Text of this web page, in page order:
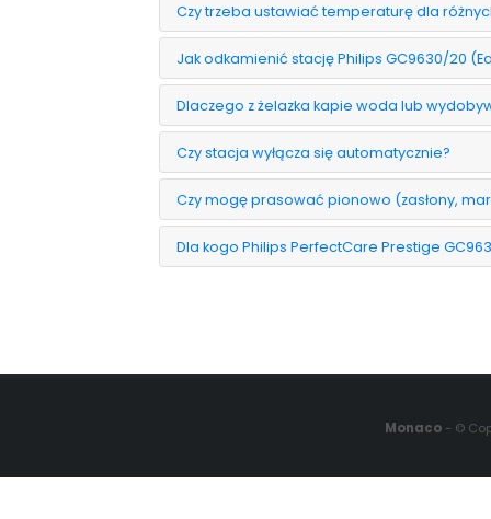
Czy trzeba ustawiać temperaturę dla
Jak odkamienić stację Philips GC9630/20
Dlaczego z żelazka kapie woda lub
Czy stacja wyłącza się automatycznie?
Czy mogę prasować pionowo (zasłony,
Dla kogo Philips PerfectCare Prestige
Monaco - ©